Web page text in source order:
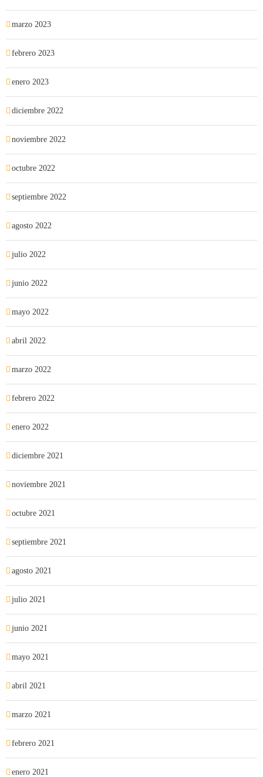
marzo 2023
febrero 2023
enero 2023
diciembre 2022
noviembre 2022
octubre 2022
septiembre 2022
agosto 2022
julio 2022
junio 2022
mayo 2022
abril 2022
marzo 2022
febrero 2022
enero 2022
diciembre 2021
noviembre 2021
octubre 2021
septiembre 2021
agosto 2021
julio 2021
junio 2021
mayo 2021
abril 2021
marzo 2021
febrero 2021
enero 2021